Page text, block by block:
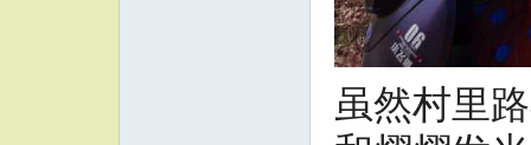
虽然村里